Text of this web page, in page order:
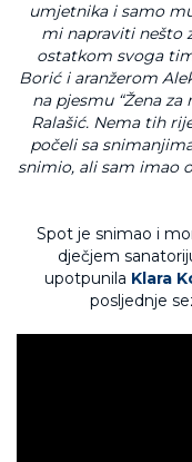
umjetnika i samo
mi napraviti nešto
ostatkom svoga
Borić i aranžerom
na pjesmu “Žena
Ralašić. Nema tih
počeli sa
snimio, ali sam imao
Spot je snimao i
dječjem
upotpunila Klara
posljednje